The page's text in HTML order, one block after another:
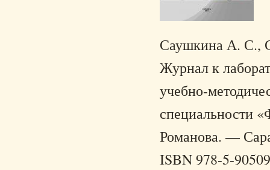
Саушкина А. С.,
Журнал к
учебно-
специальности
Романова. —
ISBN 978-5-